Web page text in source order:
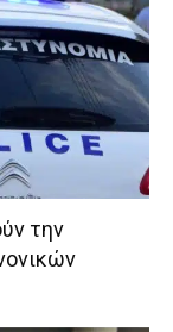
την